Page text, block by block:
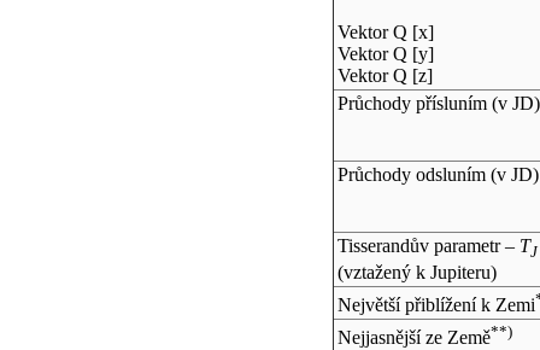
Vektor Q [x]
Vektor Q [y]
Vektor Q [z]
Průchody přísluním (v JD)
Průchody odsluním (v JD)
Tisserandův parametr – TJ
(vztažený k Jupiteru)
Největší přiblížení k Zemi
Nejjasnější ze Země**)